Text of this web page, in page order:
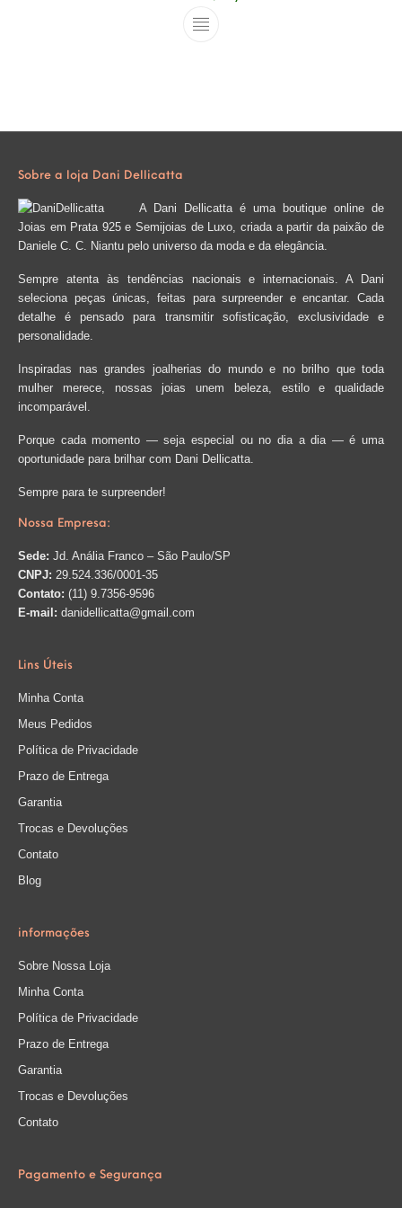
Sobre a loja Dani Dellicatta
A Dani Dellicatta é uma boutique online de
Joias em Prata 925 e Semijoias de Luxo, criada a partir da paixão de
Daniele C. C. Niantu pelo universo da moda e da elegância.
Sempre atenta às tendências nacionais e internacionais. A Dani
seleciona peças únicas, feitas para surpreender e encantar. Cada
detalhe é pensado para transmitir sofisticação, exclusividade e
personalidade.
Inspiradas nas grandes joalherias do mundo e no brilho que toda
mulher merece, nossas joias unem beleza, estilo e qualidade
incomparável.
Porque cada momento — seja especial ou no dia a dia — é uma
oportunidade para brilhar com Dani Dellicatta.
Sempre para te surpreender!
Nossa Empresa:
Sede: Jd. Anália Franco – São Paulo/SP
CNPJ: 29.524.336/0001-35
Contato: (11) 9.7356-9596
E-mail: danidellicatta@gmail.com
Lins Úteis
Minha Conta
Meus Pedidos
Política de Privacidade
Prazo de Entrega
Garantia
Trocas e Devoluções
Contato
Blog
informações
Sobre Nossa Loja
Minha Conta
Política de Privacidade
Prazo de Entrega
Garantia
Trocas e Devoluções
Contato
Pagamento e Segurança